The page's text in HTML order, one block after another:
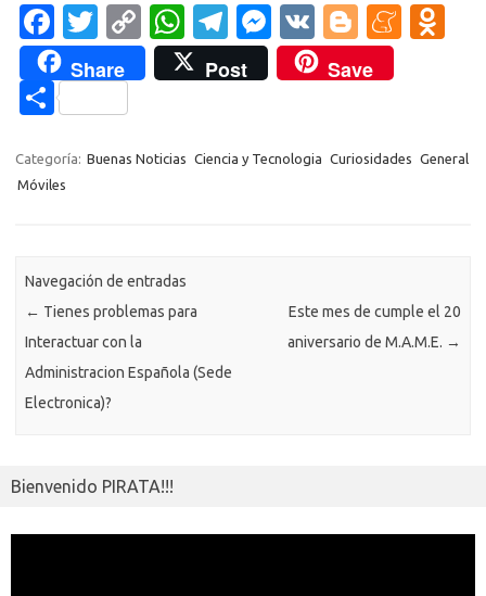
hindu) o pone cara de tonto
o…
Fa
c
e
b
o
o
T
w
it
te
r
C
o
p
Li
W
h
at
A
T
el
e
a
M
es
se
g
V
K
Bl
o
g
er
M
a
kl
i
Share Post Save
C
m
p
ti
r
Categoría: Buenas Noticias Ciencia y Tecnologia Curiosidades General
Móviles
Navegación de entradas
← Tienes problemas para
Interactuar con la
Administracion Española (Sede
Electronica)?
Este mes de cumple el 20
aniversario de M.A.M.E. →
Bienvenido PIRATA!!!